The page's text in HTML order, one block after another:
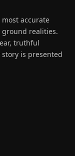
accurate
ground realities.
truthful
is presented